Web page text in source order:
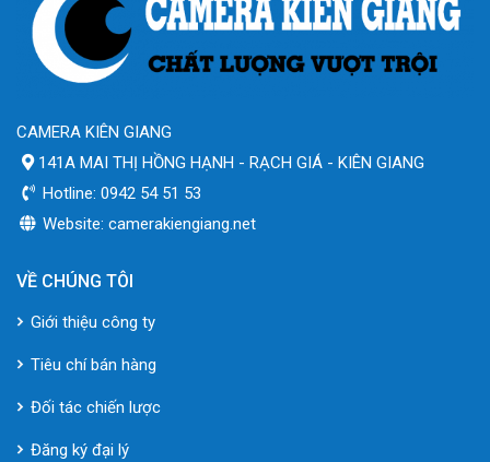
CAMERA KIÊN GIANG
141A MAI THỊ HỒNG HẠNH - RẠCH GIÁ - KIÊN GIANG
Hotline: 0942 54 51 53
Website: camerakiengiang.net
VỀ CHÚNG TÔI
Giới thiệu công ty
Tiêu chí bán hàng
Đối tác chiến lược
Đăng ký đại lý